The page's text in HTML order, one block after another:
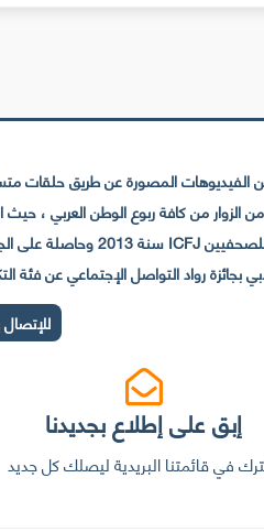
المصورة عن طريق حلقات
رواد التواصل الإجتماعي عن فئة التكنولوجيا سنة 2015 وهو الموقع التقني
للإتصال
إبق على إطلاع بجديدنا
في قائمتنا البريدية ليصلك كل جديد